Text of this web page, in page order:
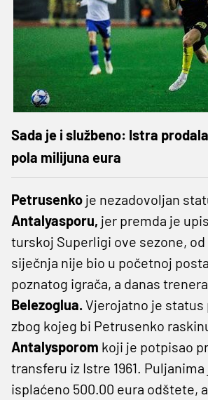
Sada je i službeno: Istra
pola milijuna eura
Petrusenko je nezadovoljan
Antalyasporu, jer premda je
turskoj Superligi ove sezone,
siječnja nije bio u početnoj
poznatog igrača, a danas trenera
Belezoglua.Vjerojatno je status
zbog kojeg bi Petrusenko
Antalysporom koji je potpisao
transferu iz Istre 1961. Puljanima
isplaćeno 500.00 eura odštete, a